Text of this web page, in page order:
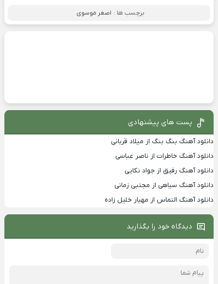
برچسب ها : اصغر موسوی
پست های پیشنهادی
دانلود آهنگ بنگ بنگ از میلاد قربانی
دانلود آهنگ خاطرات از ناصر عباسی
دانلود آهنگ رفیق از جواد نکایی
دانلود آهنگ سیاهی از مجتبی زمانی
دانلود آهنگ التماس از مهیار خلیل زاده
دیدگاه خود را بگذارید